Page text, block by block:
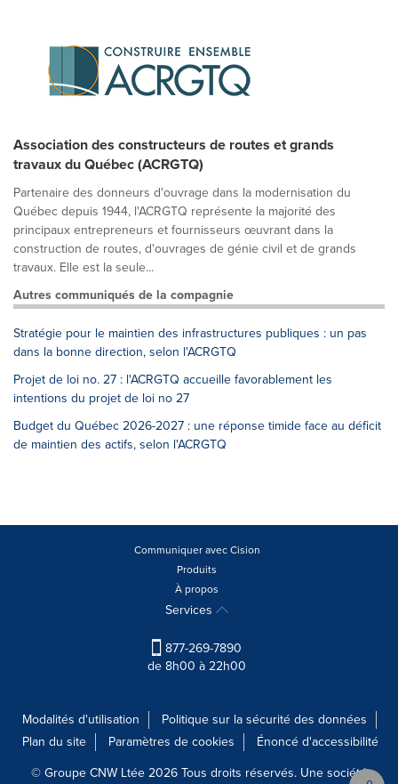
Association des constructeurs de routes et grands
travaux du Québec (ACRGTQ)
Partenaire des donneurs d'ouvrage dans la modernisation du
Québec depuis 1944, l'ACRGTQ représente la majorité des
principaux entrepreneurs et fournisseurs œuvrant dans la
construction de routes, d'ouvrages de génie civil et de grands
travaux. Elle est la seule...
Autres communiqués de la compagnie
Stratégie pour le maintien des infrastructures publiques : un pas
dans la bonne direction, selon l'ACRGTQ
Projet de loi no. 27 : l'ACRGTQ accueille favorablement les
intentions du projet de loi no 27
Budget du Québec 2026-2027 : une réponse timide face au déficit
de maintien des actifs, selon l'ACRGTQ
Communiquer avec Cision
Produits
À propos
Services
877-269-7890
de 8h00 à 22h00
Modalités d'utilisation
Politique sur la sécurité des données
Plan du site
Paramètres de cookies
Énoncé d'accessibilité
© Groupe CNW Ltée 2026 Tous droits réservés. Une société